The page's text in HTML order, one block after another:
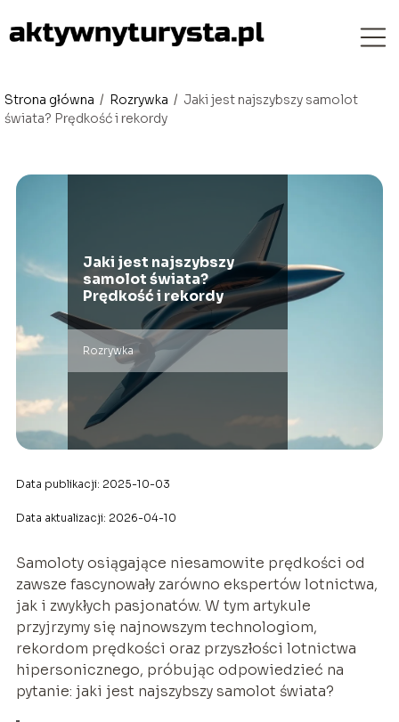
Strona główna / Rozrywka / Jaki jest najszybszy samolot
świata? Prędkość i rekordy
Jaki jest najszybszy
samolot świata?
Prędkość i rekordy
Rozrywka
Data publikacji: 2025-10-03
Data aktualizacji: 2026-04-10
Samoloty osiągające niesamowite prędkości od
zawsze fascynowały zarówno ekspertów lotnictwa,
jak i zwykłych pasjonatów. W tym artykule
przyjrzymy się najnowszym technologiom,
rekordom prędkości oraz przyszłości lotnictwa
hipersonicznego, próbując odpowiedzieć na
pytanie: jaki jest najszybszy samolot świata?